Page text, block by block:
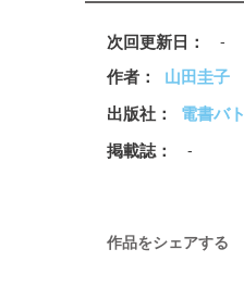
次回更新日 -
作者
山田圭子
出版社
電書バト
掲載誌
-
作品をシェアする